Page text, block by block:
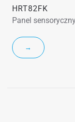
HRT82FK
Panel
→